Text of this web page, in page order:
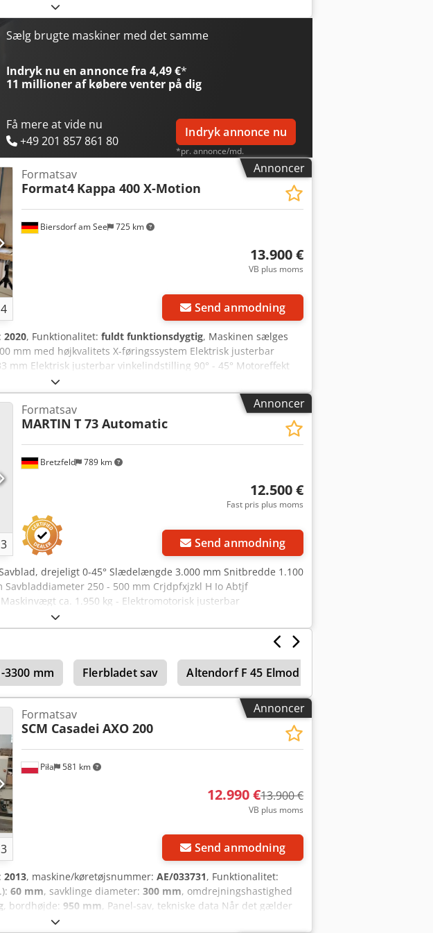
Sælg brugte maskiner med det samme
Indryk nu en annonce fra 4,49 €*
11 millioner af købereventer på dig
Få mere at vide nu
+49 201 857 861 80
Indryk annonce nu
*pr. annonce/md.
Annoncer
Biersdorf am See 725 km
Formatsav
Format4 Kappa 400 X-Motion
13.900 €
VB plus moms
Send anmodning
2020, Funktionalitet: fuldt funktionsdygtig, Maskinen sælges
mm med højkvalitets X-føringssystem Elektrisk justerbar
mm Elektrisk justerbar vinkelindstilling 90° - 45° Motoreffekt
3500/4500/5500 o/min X-Motion
af savklingehøjde/vinkelindstilling/parallelanslag
Programmer til riller, rillerækker, falsning og
bredde Overhæng 1250 x 650 mm med digital vinkelvisning
Quick-Lock hurtigudskiftningssystem til hovedsavbladet.
Annoncer
3
Bretzfeld 789 km
Formatsav
MARTIN T 73 Automatic
12.500 €
Fast pris plus moms
Send anmodning
drejeligt 0-45° Slædelængde 3.000 mm Snitbredde 1.100
250 - 500 mm Crjdpfxjzkl H Io Abtjf
ca. 1.950 kg - Elektromotorisk justerbar
display på tværanslaget
mm
Flerbladet sav Altendorf F 45 Elmodrive
Annoncer
3
Piła 581 km
Formatsav
SCM Casadei AXO 200
12.990 €13.900 €
VB plus moms
Send anmodning
2013, maskine/køretøjsnummer: AE/033731, Funktionalitet:
60 mm, savklinge diameter: 300 mm, omdrejningshastighed
, bordhøjde: 950 mm, Panel-sav, tekniske data Når det gælder
Busellato, er de vigtigste tekniske data som følger: